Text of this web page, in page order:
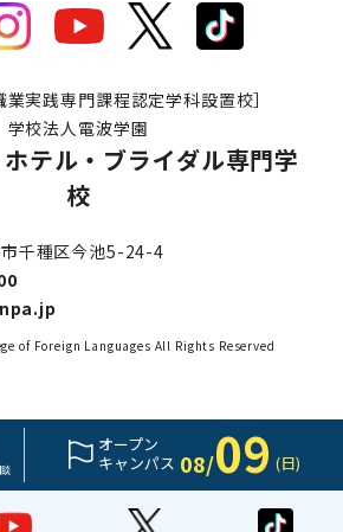
オープン
キャンパス 08/09 (日)
業実践専門課程認定学科設置校］
学校法人電波学園
テル・ブライダル専門学
校
千種区今池5-24-4
of Foreign Languages All Rights Reserved